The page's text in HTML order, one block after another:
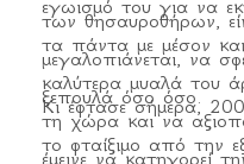
των θησαυροθήρων,
μεγαλοπιάνεται, να
ξεπουλά όσο όσο.
εγωισμό του για να
τα πάντα με μέσον
καλύτερα μυαλά του
τη χώρα και να
έμεινε να κατηγορεί
Κι έφτασε σήμερα,
το φταίξιμο από την